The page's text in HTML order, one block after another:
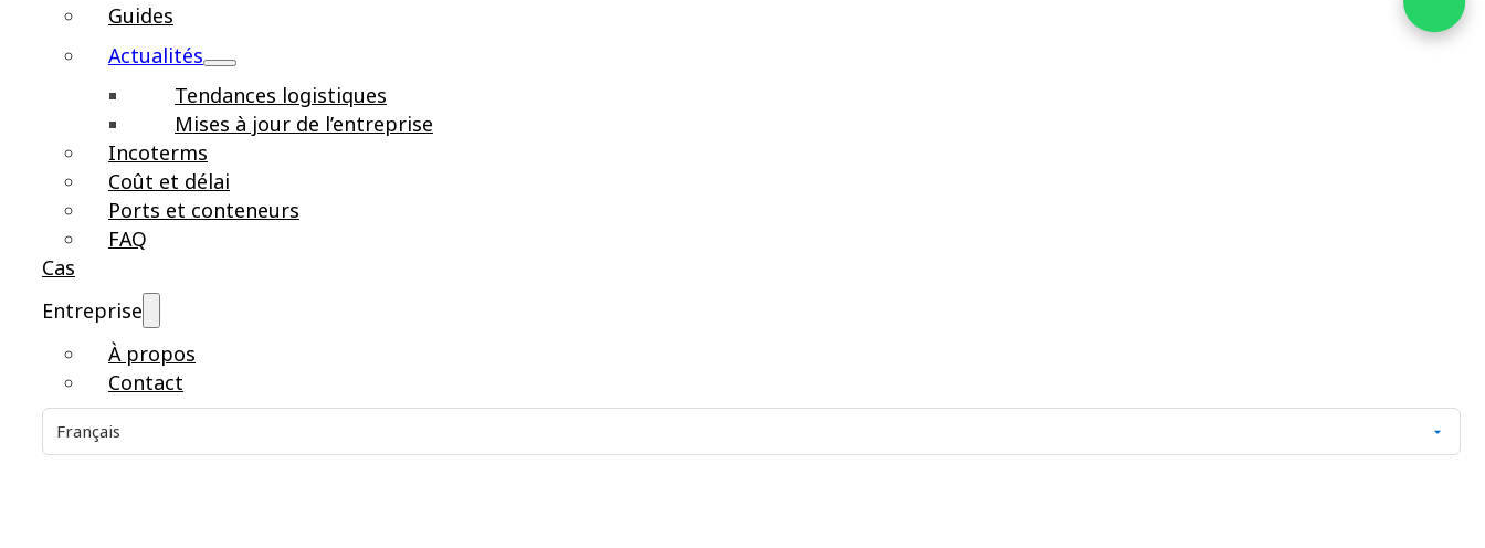
Guides
Actualités
Tendances logistiques
Mises à jour de l’entreprise
Incoterms
Coût et délai
Ports et conteneurs
FAQ
Cas
Entreprise
À propos
Contact